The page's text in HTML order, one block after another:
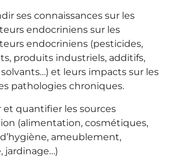
ses connaissances sur les
endocriniens sur les
endocriniens (pesticides,
produits industriels, additifs,
et leurs impacts sur les
pathologies chroniques.
quantifier les sources
(alimentation, cosmétiques,
ameublement,
jardinage…)